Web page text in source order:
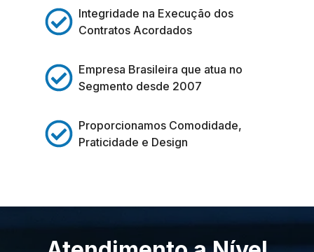
Integridade na Execução dos
Contratos Acordados
Empresa Brasileira que atua no
Segmento desde 2007
Proporcionamos Comodidade,
Praticidade e Design